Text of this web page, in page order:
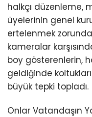
halkçı düzenleme,
üyelerinin genel
ertelenmek
kameralar
boy gösterenlerin,
geldiğinde
büyük tepki topladı.
Onlar Vatandaşın